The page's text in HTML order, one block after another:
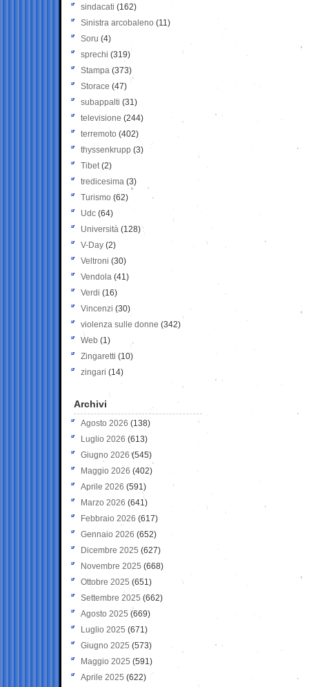
sindacati (162)
Sinistra arcobaleno (11)
Soru (4)
sprechi (319)
Stampa (373)
Storace (47)
subappalti (31)
televisione(244)
terremoto (402)
thyssenkrupp (3)
Tibet(2)
tredicesima (3)
Turismo (62)
Udc (64)
Università (128)
V-Day (2)
Veltroni (30)
Vendola (41)
Verdi (16)
Vincenzi (30)
violenza sulle donne (342)
Web (1)
Zingaretti (10)
zingari (14)
Archivi
Agosto 2026 (138)
Luglio 2026 (613)
Giugno 2026 (545)
Maggio 2026 (402)
Aprile 2026 (591)
Marzo 2026 (641)
Febbraio 2026 (617)
Gennaio 2026 (652)
Dicembre 2025 (627)
Novembre 2025 (668)
Ottobre 2025 (651)
Settembre 2025 (662)
Agosto 2025 (669)
Luglio 2025 (671)
Giugno 2025 (573)
Maggio 2025 (591)
Aprile 2025 (622)